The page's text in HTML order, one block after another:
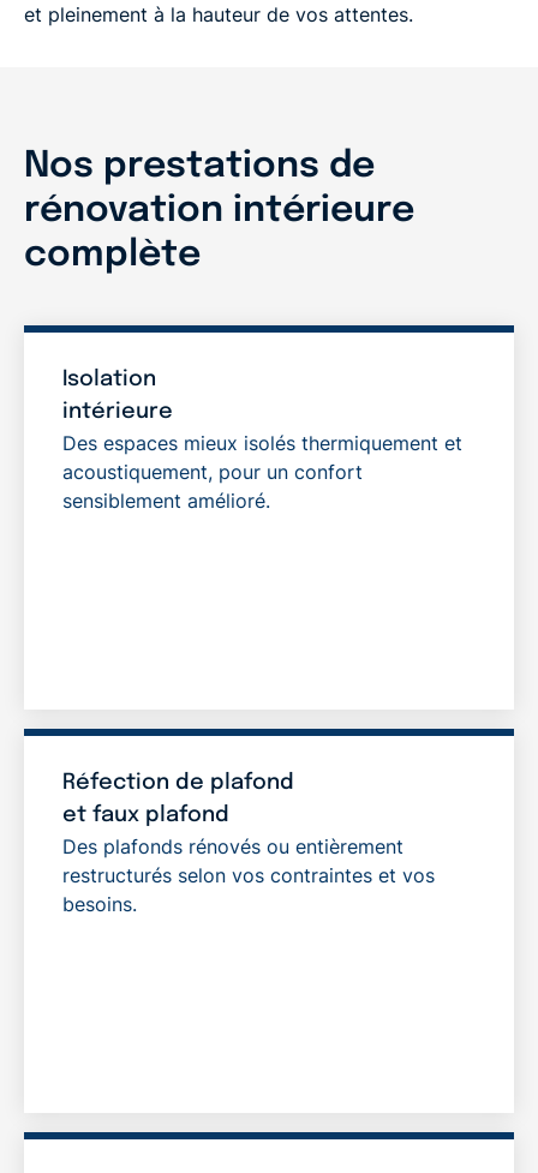
et pleinement à la hauteur de vos attentes.
Nos prestations de
rénovation intérieure
complète
Isolation
intérieure
Des espaces mieux isolés thermiquement et
acoustiquement, pour un confort
sensiblement amélioré.
Réfection de plafond
et faux plafond
Des plafonds rénovés ou entièrement
restructurés selon vos contraintes et vos
besoins.